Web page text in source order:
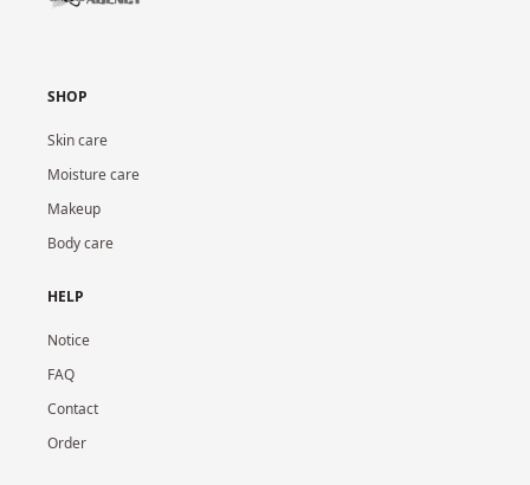
SHOP
Skin care
Moisture care
Makeup
Body care
HELP
Notice
FAQ
Contact
Order